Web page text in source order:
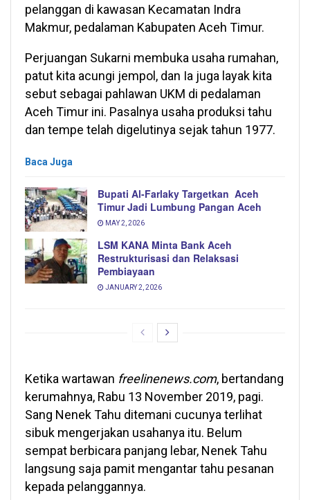
pelanggan di kawasan Kecamatan Indra
Makmur, pedalaman Kabupaten Aceh Timur.
Perjuangan Sukarni membuka usaha rumahan,
patut kita acungi jempol, dan Ia juga layak kita
sebut sebagai pahlawan UKM di pedalaman
Aceh Timur ini. Pasalnya usaha produksi tahu
dan tempe telah digelutinya sejak tahun 1977.
Baca Juga
Bupati Al-Farlaky Targetkan Aceh
Timur Jadi Lumbung Pangan Aceh
MAY 2, 2026
LSM KANA Minta Bank Aceh
Restrukturisasi dan Relaksasi
Pembiayaan
JANUARY 2, 2026
Ketika wartawan freelinenews.com, bertandang
kerumahnya, Rabu 13 November 2019, pagi.
Sang Nenek Tahu ditemani cucunya terlihat
sibuk mengerjakan usahanya itu. Belum
sempat berbicara panjang lebar, Nenek Tahu
langsung saja pamit mengantar tahu pesanan
kepada pelanggannya.